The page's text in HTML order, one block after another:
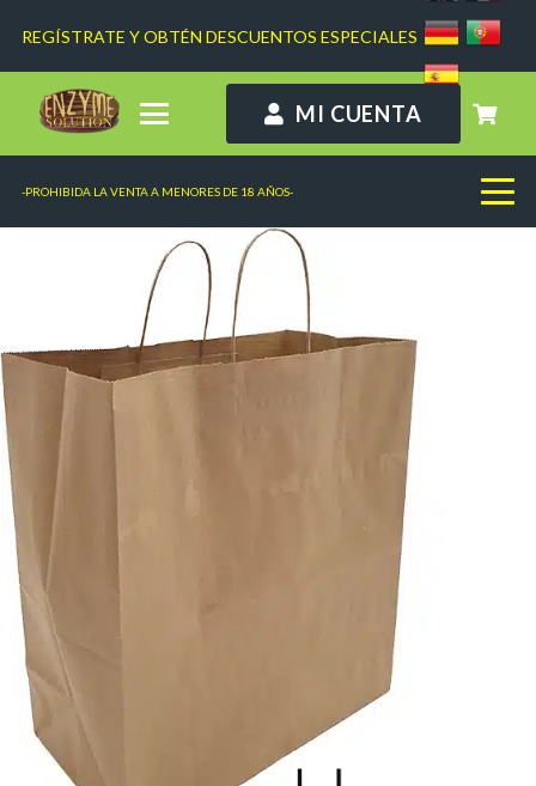
REGÍSTRATE Y OBTÉN DESCUENTOS ESPECIALES
MI CUENTA
-PROHIBIDA LA VENTA A MENORES DE 18 AÑOS-